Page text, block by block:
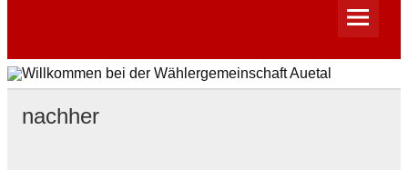
nachher